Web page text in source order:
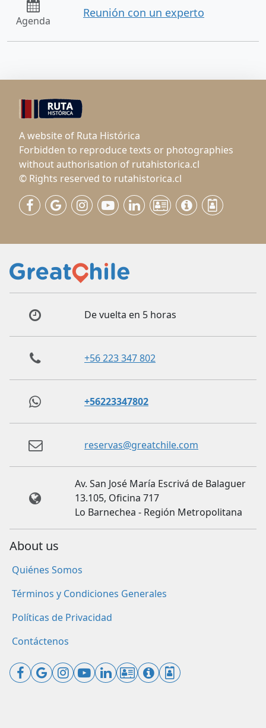
Agenda
Reunión con un experto
A website of Ruta Histórica
Forbidden to reproduce texts or photographies
without authorisation of rutahistorica.cl
© Rights reserved to rutahistorica.cl
De vuelta en 5 horas
+56 223 347 802
+56223347802
reservas@greatchile.com
Av. San José María Escrivá de Balaguer
13.105, Oficina 717
Lo Barnechea - Región Metropolitana
About us
Quiénes Somos
Términos y Condiciones Generales
Políticas de Privacidad
Contáctenos